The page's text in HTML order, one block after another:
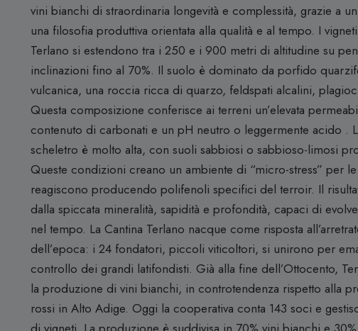
vini bianchi di straordinaria longevità e complessità, grazie a
una filosofia produttiva orientata alla qualità e al tempo. I
Terlano si estendono tra i 250 e i 900 metri di altitudine su
inclinazioni fino al 70%. Il suolo è dominato da porfido
vulcanica, una roccia ricca di quarzo, feldspati alcalini,
Questa composizione conferisce ai terreni un’elevata
contenuto di carbonati e un pH neutro o leggermente acido .
scheletro è molto alta, con suoli sabbiosi o sabbioso-limosi
Queste condizioni creano un ambiente di “micro-stress” per
reagiscono producendo polifenoli specifici del terroir. Il
dalla spiccata mineralità, sapidità e profondità, capaci di
nel tempo. La Cantina Terlano nacque come risposta
dell’epoca: i 24 fondatori, piccoli viticoltori, si unirono per
controllo dei grandi latifondisti. Già alla fine dell’Ottocento,
la produzione di vini bianchi, in controtendenza rispetto alla
rossi in Alto Adige. Oggi la cooperativa conta 143 soci e